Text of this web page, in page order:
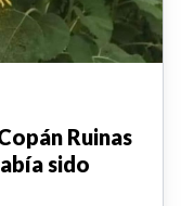
Ruinas
sido